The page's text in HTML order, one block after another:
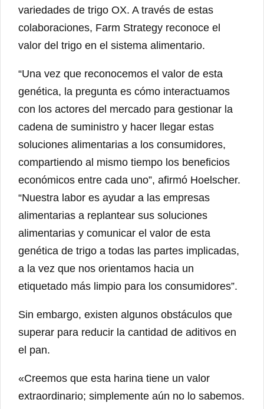
variedades de trigo OX. A través de estas
colaboraciones, Farm Strategy reconoce el
valor del trigo en el sistema alimentario.
“Una vez que reconocemos el valor de esta
genética, la pregunta es cómo interactuamos
con los actores del mercado para gestionar la
cadena de suministro y hacer llegar estas
soluciones alimentarias a los consumidores,
compartiendo al mismo tiempo los beneficios
económicos entre cada uno”, afirmó Hoelscher.
“Nuestra labor es ayudar a las empresas
alimentarias a replantear sus soluciones
alimentarias y comunicar el valor de esta
genética de trigo a todas las partes implicadas,
a la vez que nos orientamos hacia un
etiquetado más limpio para los consumidores”.
Sin embargo, existen algunos obstáculos que
superar para reducir la cantidad de aditivos en
el pan.
«Creemos que esta harina tiene un valor
extraordinario; simplemente aún no lo sabemos.